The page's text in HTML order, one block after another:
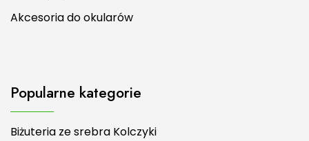
Akcesoria do okularów
Popularne kategorie
Biżuteria ze srebra Kolczyki